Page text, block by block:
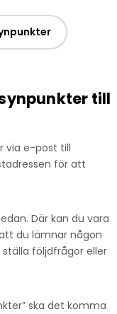
till
via e-post till
för att
Där kan du vara
du lämnar någon
följdfrågor eller
ska det komma